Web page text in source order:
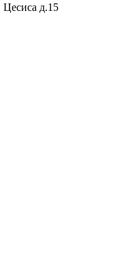
Цесиса д.15